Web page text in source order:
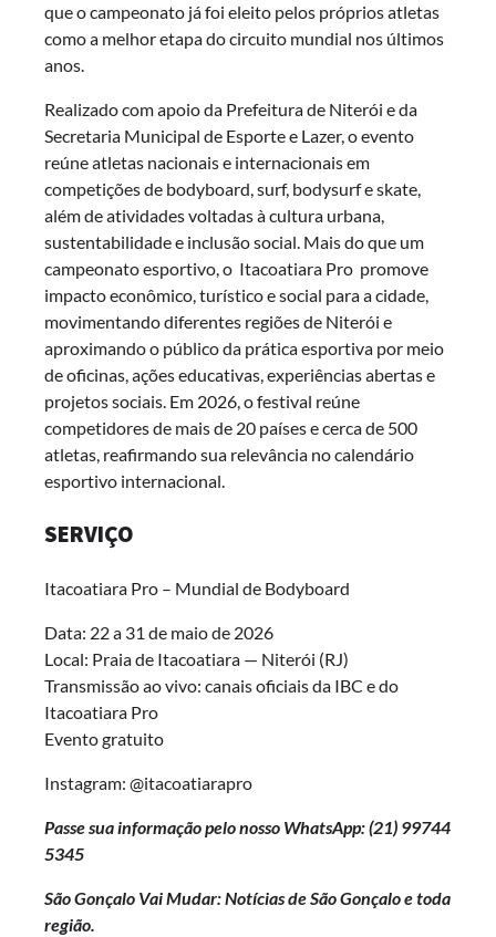
que o campeonato já foi eleito pelos próprios atletas
como a melhor etapa do circuito mundial nos últimos
anos.
Realizado com apoio da Prefeitura de Niterói e da
Secretaria Municipal de Esporte e Lazer, o evento
reúne atletas nacionais e internacionais em
competições de bodyboard, surf, bodysurf e skate,
além de atividades voltadas à cultura urbana,
sustentabilidade e inclusão social. Mais do que um
campeonato esportivo, o Itacoatiara Pro promove
impacto econômico, turístico e social para a cidade,
movimentando diferentes regiões de Niterói e
aproximando o público da prática esportiva por meio
de oficinas, ações educativas, experiências abertas e
projetos sociais. Em 2026, o festival reúne
competidores de mais de 20 países e cerca de 500
atletas, reafirmando sua relevância no calendário
esportivo internacional.
SERVIÇO
Itacoatiara Pro – Mundial de Bodyboard
Data: 22 a 31 de maio de 2026
Local: Praia de Itacoatiara — Niterói (RJ)
Transmissão ao vivo: canais oficiais da IBC e do
Itacoatiara Pro
Evento gratuito
Instagram: @itacoatiarapro
Passe sua informação pelo nosso WhatsApp: (21) 99744
5345
São Gonçalo Vai Mudar: Notícias de São Gonçalo e toda
região.